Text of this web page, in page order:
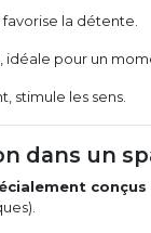
la détente.
idéale pour un
stimule les sens.
dans un
conçus